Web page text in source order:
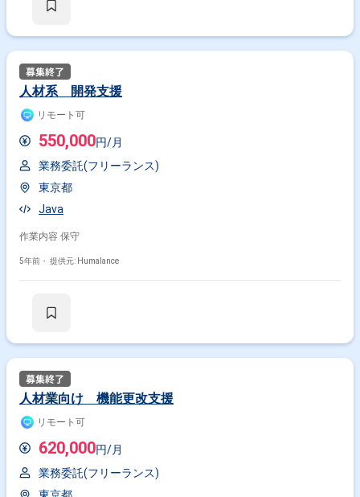
人材系 開発支援
リモート可
550,000円/月
業務委託(フリーランス)
東京都
Java
作業内容 保守
5年前・ 提供元: Humalance
人材業向け 機能更改支援
リモート可
620,000円/月
業務委託(フリーランス)